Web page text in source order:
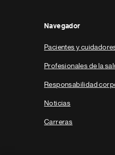
Navegador
Pacientes y
Profesionales de la
Responsabilidad
Noticias
Carreras